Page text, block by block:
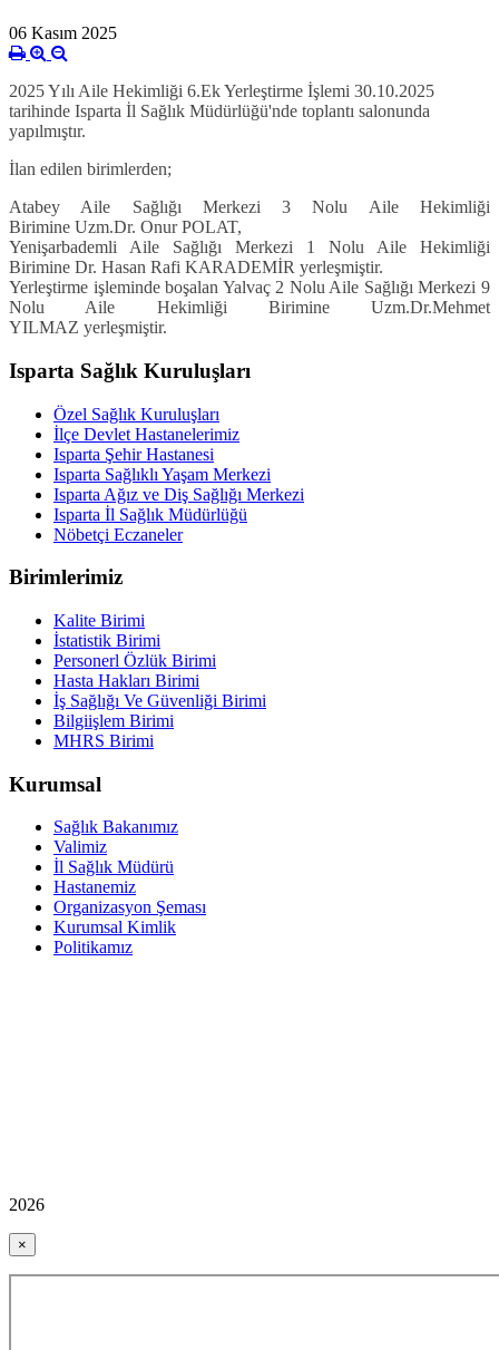
06 Kasım 2025
2025 Yılı Aile Hekimliği 6.Ek Yerleştirme İşlemi 30.10.2025
tarihinde Isparta İl Sağlık Müdürlüğü'nde toplantı salonunda
yapılmıştır.
İlan edilen birimlerden;
Atabey Aile Sağlığı Merkezi 3 Nolu Aile Hekimliği
Birimine Uzm.Dr. Onur POLAT,
Yenişarbademli Aile Sağlığı Merkezi 1 Nolu Aile Hekimliği
Birimine Dr. Hasan Rafi KARADEMİR yerleşmiştir.
Yerleştirme işleminde boşalan Yalvaç 2 Nolu Aile Sağlığı Merkezi 9
Nolu Aile Hekimliği Birimine Uzm.Dr.Mehmet
YILMAZ yerleşmiştir.
Isparta Sağlık Kuruluşları
Özel Sağlık Kuruluşları
İlçe Devlet Hastanelerimiz
Isparta Şehir Hastanesi
Isparta Sağlıklı Yaşam Merkezi
Isparta Ağız ve Diş Sağlığı Merkezi
Isparta İl Sağlık Müdürlüğü
Nöbetçi Eczaneler
Birimlerimiz
Kalite Birimi
İstatistik Birimi
Personerl Özlük Birimi
Hasta Hakları Birimi
İş Sağlığı Ve Güvenliği Birimi
Bilgiişlem Birimi
MHRS Birimi
Kurumsal
Sağlık Bakanımız
Valimiz
İl Sağlık Müdürü
Hastanemiz
Organizasyon Şeması
Kurumsal Kimlik
Politikamız
2026
×